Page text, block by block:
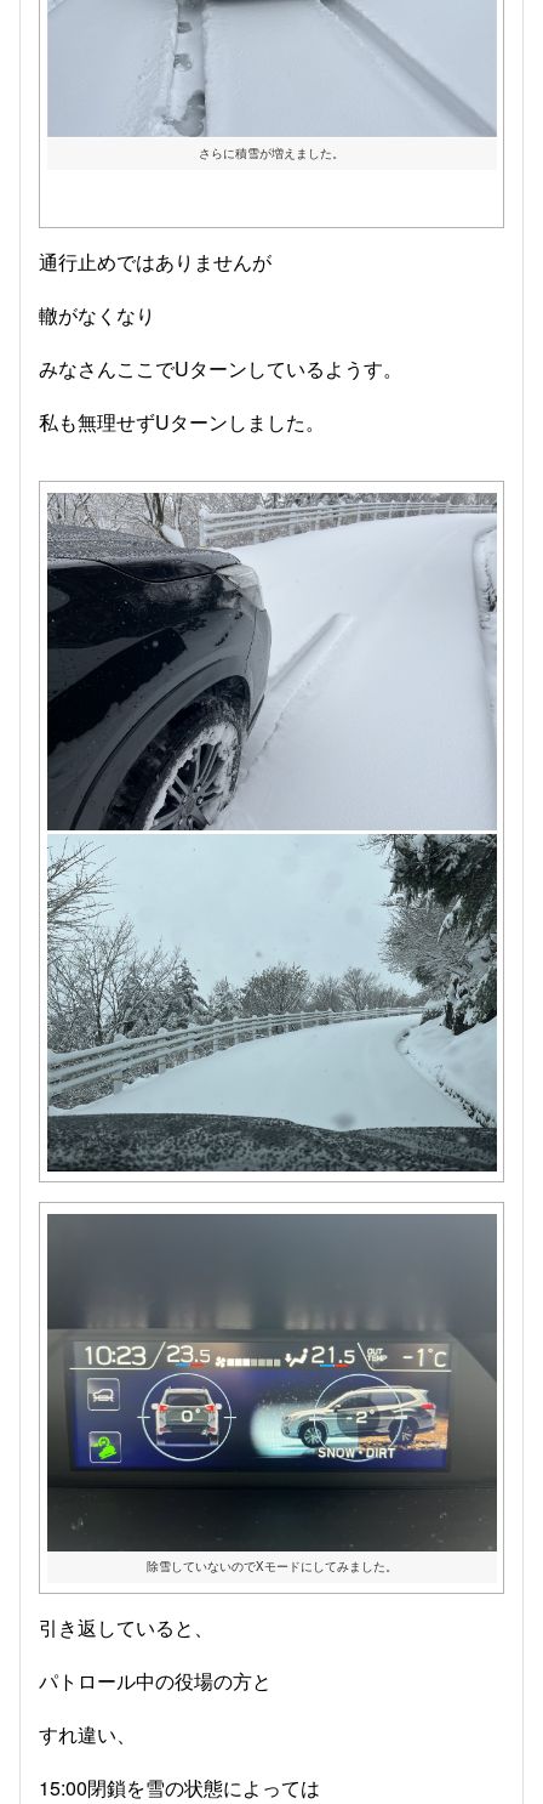
さらに積雪が増えました。
通行止めではありませんが
轍がなくなり
みなさんここでUターンしているようす。
私も無理せずUターンしました。
除雪していないのでXモードにしてみました。
引き返していると、
パトロール中の役場の方と
すれ違い、
15:00閉鎖を雪の状態によっては